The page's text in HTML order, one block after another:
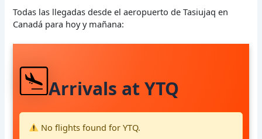
Todas las llegadas desde el aeropuerto de Tasiujaq en
Canadá para hoy y mañana:
Arrivals at YTQ
No flights found for YTQ.